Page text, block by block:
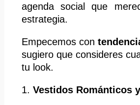
agenda social que
estrategia.
Empecemos con
sugiero que consideres
tu look.
1. Vestidos Románticos